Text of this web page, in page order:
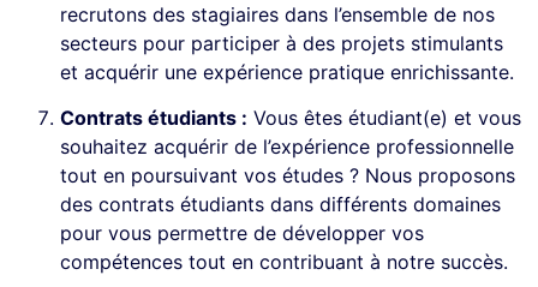
recrutons des stagiaires dans l’ensemble de nos
secteurs pour participer à des projets stimulants
et acquérir une expérience pratique enrichissante.
Contrats étudiants : Vous êtes étudiant(e) et vous
souhaitez acquérir de l’expérience professionnelle
tout en poursuivant vos études ? Nous proposons
des contrats étudiants dans différents domaines
pour vous permettre de développer vos
compétences tout en contribuant à notre succès.